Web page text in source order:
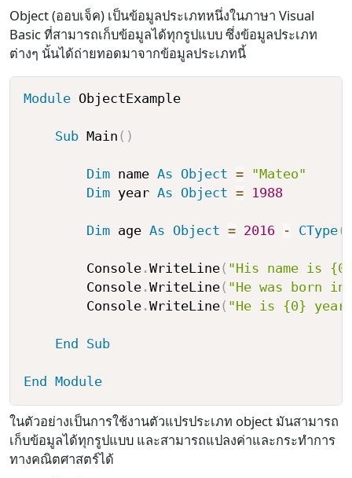
Object (ออบเจ็ค) เป็นข้อมูลประเภทหนึ่งในภาษา Visual
Basic ที่สามารถเก็บข้อมูลได้ทุกรูปแบบ ซึ่งข้อมูลประเภท
ต่างๆ นั้นได้ถ่ายทอดมาจากข้อมูลประเภทนี้
Module ObjectExample
Sub Main ( )
Dim name As Object =
"Mateo"
Dim year As Object = 1988
Dim age As Object = 2016 - CType(
        Console
. WriteLine( "His name is
        Console
. WriteLine( "He was born
        Console
. WriteLine( "He is {0} year
End Sub
End Module
ในตัวอย่างเป็นการใช้งานตัวแปรประเภท object มันสามารถ
เก็บข้อมูลได้ทุกรูปแบบ และสามารถแปลงค่าและกระทำการ
ทางคณิตศาสตร์ได้